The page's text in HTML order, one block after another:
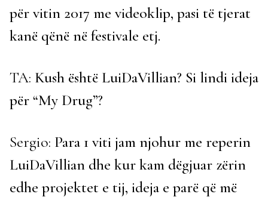
për vitin 2017 me videoklip, pasi të tjerat
kanë qënë në festivale etj.
TA: Kush është LuiDaVillian? Si lindi ideja
për “My Drug”?
Sergio: Para 1 viti jam njohur me reperin
LuiDaVillian dhe kur kam dëgjuar zërin
edhe projektet e tij, ideja e parë që më